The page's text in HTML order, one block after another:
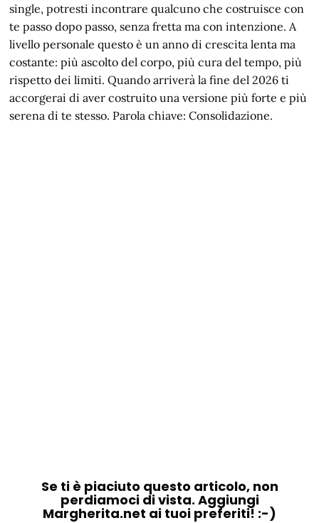
single, potresti incontrare qualcuno che costruisce con
te passo dopo passo, senza fretta ma con intenzione. A
livello personale questo è un anno di crescita lenta ma
costante: più ascolto del corpo, più cura del tempo, più
rispetto dei limiti. Quando arriverà la fine del 2026 ti
accorgerai di aver costruito una versione più forte e più
serena di te stesso. Parola chiave: Consolidazione.
Se ti è piaciuto questo articolo, non
perdiamoci di vista. Aggiungi
Margherita.net ai tuoi preferiti! :-)